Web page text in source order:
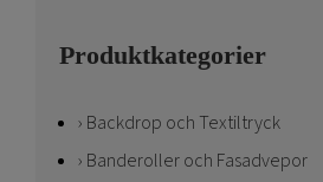
Produktkategorier
Backdrop och Textiltryck
Banderoller och Fasadvepor